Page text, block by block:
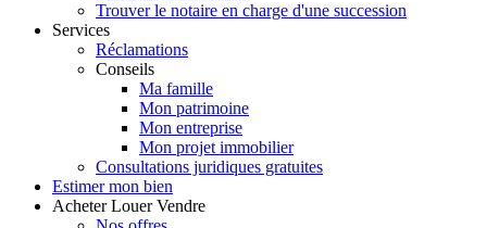
Trouver le notaire en charge d'une succession
Services
Réclamations
Conseils
Ma famille
Mon patrimoine
Mon entreprise
Mon projet immobilier
Consultations juridiques gratuites
Estimer mon bien
Acheter Louer Vendre